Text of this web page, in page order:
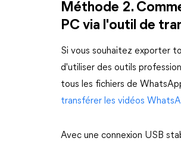
Méthode 2.
PC via l'outil de
Si vous souhaitez exporter
d'utiliser des outils
tous les fichiers de
transférer les vidéos
Avec une connexion USB